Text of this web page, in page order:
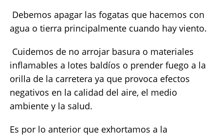
 Debemos apagar las fogatas que hacemos con
agua o tierra principalmente cuando hay viento.
 Cuidemos de no arrojar basura o materiales
inflamables a lotes baldíos o prender fuego a la
orilla de la carretera ya que provoca efectos
negativos en la calidad del aire, el medio
ambiente y la salud.
Es por lo anterior que exhortamos a la